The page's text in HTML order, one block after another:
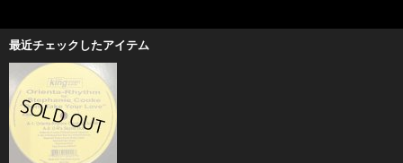
最近チェックしたアイテム